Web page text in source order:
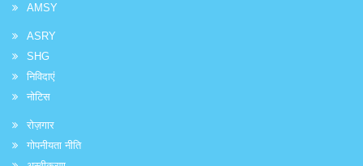
AMSY
ASRY
SHG
निविदाएं
नोटिस
रोज़गार
गोपनीयता नीति